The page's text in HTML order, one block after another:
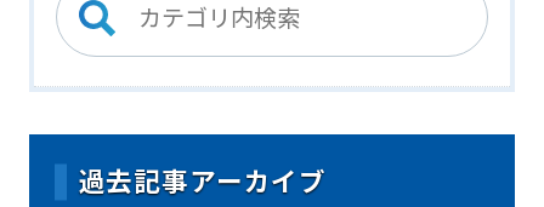
過去記事アーカイブ